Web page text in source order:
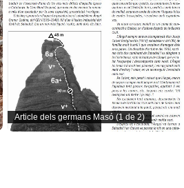
Article dels germans Masó (1 de 2)